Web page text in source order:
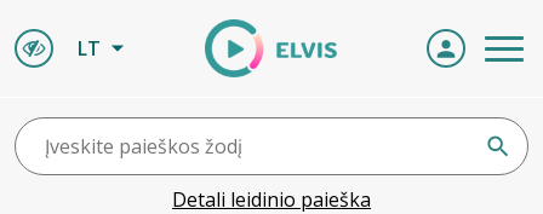
LT
Detali leidinio paieška